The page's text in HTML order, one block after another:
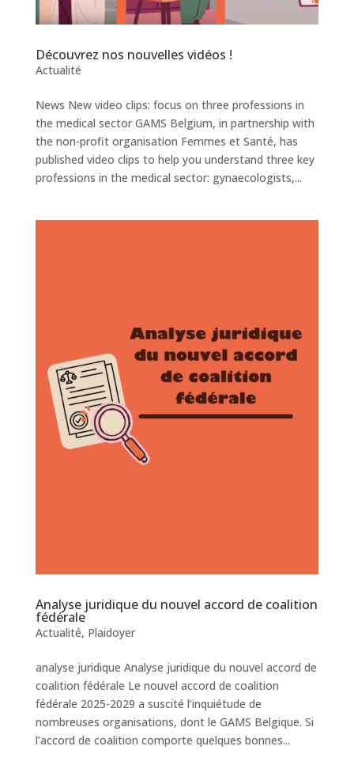
Découvrez nos nouvelles vidéos !
Actualité
News New video clips: focus on three professions in
the medical sector GAMS Belgium, in partnership with
the non-profit organisation Femmes et Santé, has
published video clips to help you understand three key
professions in the medical sector: gynaecologists,...
Analyse juridique du nouvel accord de coalition
fédérale
Actualité, Plaidoyer
analyse juridique Analyse juridique du nouvel accord de
coalition fédérale Le nouvel accord de coalition
fédérale 2025-2029 a suscité l’inquiétude de
nombreuses organisations, dont le GAMS Belgique. Si
l’accord de coalition comporte quelques bonnes...